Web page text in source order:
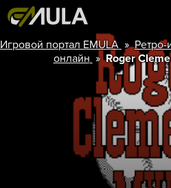
Игровой портал EMULA »Ретро-
онлайн »Roger